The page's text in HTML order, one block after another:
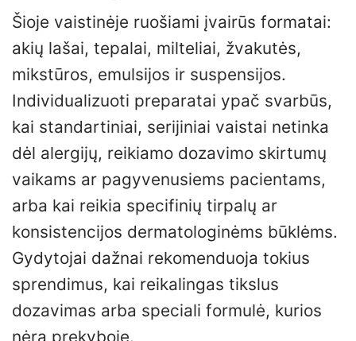
Šioje vaistinėje ruošiami įvairūs formatai:
akių lašai, tepalai, milteliai, žvakutės,
mikstūros, emulsijos ir suspensijos.
Individualizuoti preparatai ypač svarbūs,
kai standartiniai, serijiniai vaistai netinka
dėl alergijų, reikiamo dozavimo skirtumų
vaikams ar pagyvenusiems pacientams,
arba kai reikia specifinių tirpalų ar
konsistencijos dermatologinėms būklėms.
Gydytojai dažnai rekomenduoja tokius
sprendimus, kai reikalingas tikslus
dozavimas arba speciali formulė, kurios
nėra prekyboje.